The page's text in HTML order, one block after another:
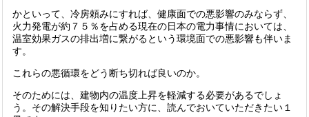
かといって、冷房頼みにすれば、健康面での悪影響のみならず、
火力発電が約７５％を占める現在の日本の電力事情においては、
温室効果ガスの排出増に繋がるという環境面での悪影響も伴いま
す。
これらの悪循環をどう断ち切れば良いのか。
そのためには、建物内の温度上昇を軽減する必要があるでしょ
う。その解決手段を知りたい方に、読んでおいていただきたい１